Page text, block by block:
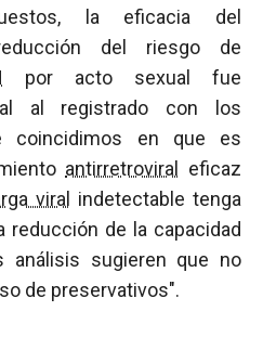
la eficacia del
del riesgo de
por acto sexual fue
al registrado con los
coincidimos en que es
antirretroviral
eficaz
viral
indetectable tenga
de la capacidad
análisis sugieren que no
de preservativos".